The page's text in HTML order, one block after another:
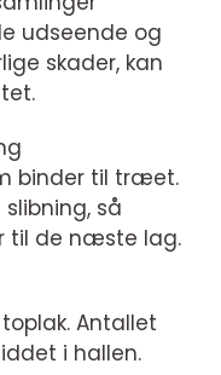
udseende og
skader, kan
binder til træet.
så
til de næste lag.
Antallet
i hallen.